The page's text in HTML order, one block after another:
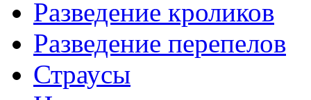
Разведение кроликов
Разведение перепелов
Страусы